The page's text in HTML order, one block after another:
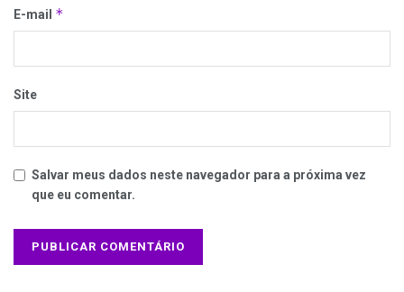
E-mail *
Site
Salvar meus dados neste navegador para a próxima vez
que eu comentar.